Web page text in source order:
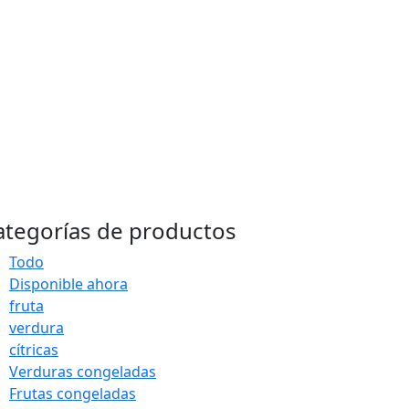
de productos
Todo
Disponible ahora
fruta
verdura
cítricas
Verduras congeladas
Frutas congeladas